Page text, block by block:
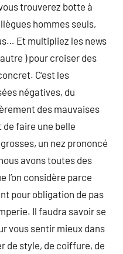
trouverez botte à
hommes seuls,
Et multipliez les news
) pour croiser des
C’est les
négatives, du
des mauvaises
faire une belle
un nez prononcé
avons toutes des
l’on considère parce
pour obligation de pas
Il faudra savoir se
vous sentir mieux dans
de style, de coiffure, de